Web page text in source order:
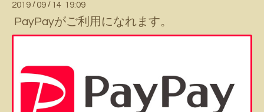
2019 / 09 / 14 19:09
PayPayがご利用になれます。